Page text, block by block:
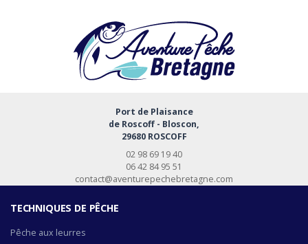
Port de Plaisance
de Roscoff - Bloscon,
29680 ROSCOFF
02 98 69 19 40
06 42 84 95 51
contact@aventurepechebretagne.com
TECHNIQUES DE PÊCHE
Pêche aux leurres